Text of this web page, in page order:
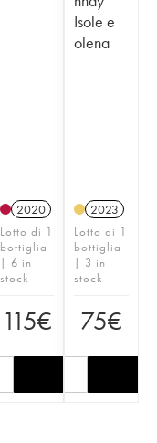
2020
Lotto di 1
bottiglia
| 6 in
stock
115€
Isole e
olena
2023
Lotto di 1
bottiglia
| 3 in
stock
75€